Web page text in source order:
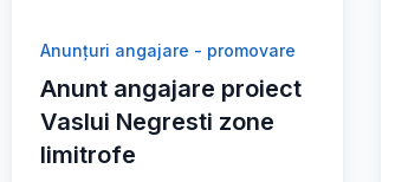
Anunțuri angajare - promovare
Anunt angajare proiect
Vaslui Negresti zone
limitrofe